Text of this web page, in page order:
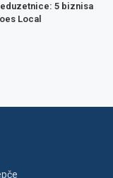
5 biznisa
Local